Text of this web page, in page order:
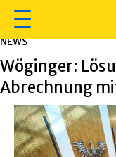
NEWS
Wöginger:
Abrechnung